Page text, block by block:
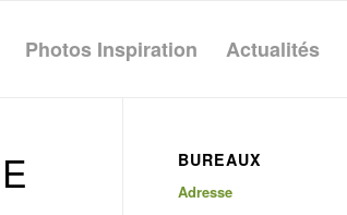
Photos Inspiration Actualités
BUREAUX
Adresse